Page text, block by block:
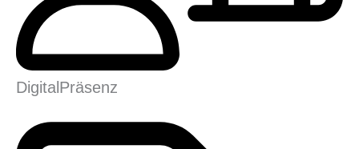
Digital Präsenz